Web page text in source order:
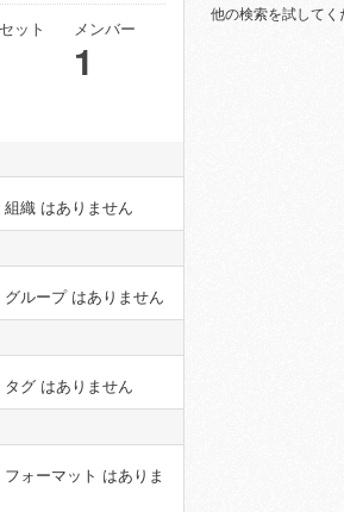
ット メンバー
1
織 はありません
ループ はありません
グ はありません
ォーマット はありま
他の検索を試してく